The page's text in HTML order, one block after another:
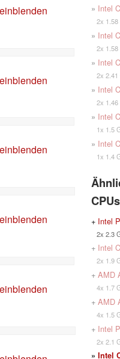
» Intel
2x 1.58
» Intel
2x 1.58
» Intel
2x 2.41
» Intel
2x 1.46
» Intel
1x 1.5
» Intel
1x 1.4
CPUs
+ Intel
2x 2.3
+ Intel
2x 1.9
+ AMD
4x 1.7
+ AMD
4x 1.5
+ Intel
2x 2.1
» Intel